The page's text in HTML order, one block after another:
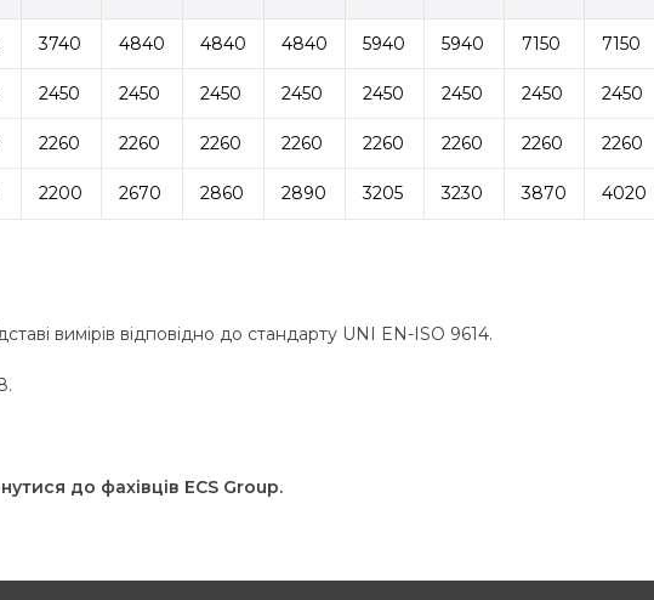
3740 4840 4840 4840 5940 5940 7150 7150
2450 2450 2450 2450 2450 2450 2450 2450
2260 2260 2260 2260 2260 2260 2260 2260
2200 2670 2860 2890 3205 3230 3870 4020
вимірів відповідно до стандарту UNI EN-ISO 9614.
до фахівців ECS Group.